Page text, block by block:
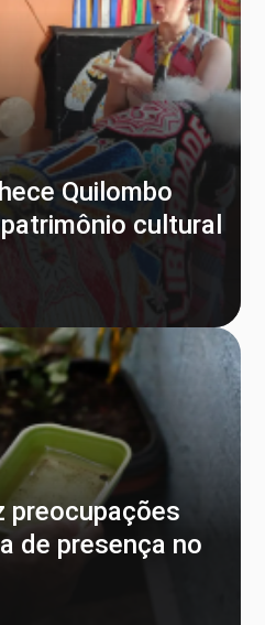
Quilombo
cultural
preocupações
de presença no